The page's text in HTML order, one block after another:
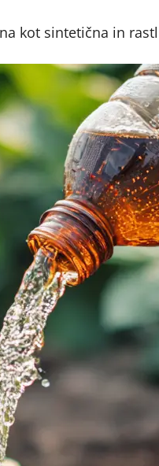
kot sintetična in